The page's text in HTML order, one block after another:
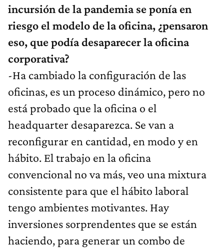
incursión de la pandemia se ponía en
riesgo el modelo de la oficina, ¿pensaron
eso, que podía desaparecer la oficina
corporativa?
-Ha cambiado la configuración de las
oficinas, es un proceso dinámico, pero no
está probado que la oficina o el
headquarter desaparezca. Se van a
reconfigurar en cantidad, en modo y en
hábito. El trabajo en la oficina
convencional no va más, veo una mixtura
consistente para que el hábito laboral
tengo ambientes motivantes. Hay
inversiones sorprendentes que se están
haciendo, para generar un combo de